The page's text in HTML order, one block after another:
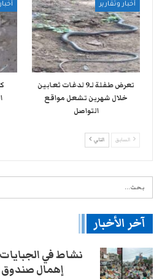
أخبار وتقارير
تعرض طفلة لـ9 لدغات ثعابين
خلال شهرين تشعل مواقع
التواصل
السابق التالي
آخر الأخبار
نشاط في
إهمال